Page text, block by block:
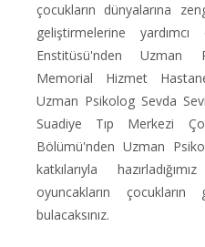
çocukların dünyalarına
geliştirmelerine
Enstitüsü'nden Uzman
Memorial Hizmet
Uzman Psikolog Sevda
Suadiye Tıp Merkezi
Bölümü'nden Uzman
katkılarıyla
oyuncakların çocukların
bulacaksınız.